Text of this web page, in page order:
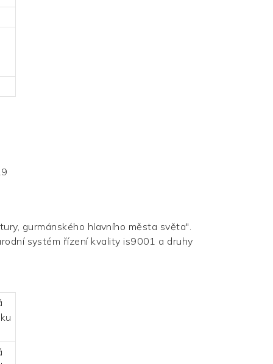
gurmánského hlavního města světa".
systém řízení kvality is9001 a druhy